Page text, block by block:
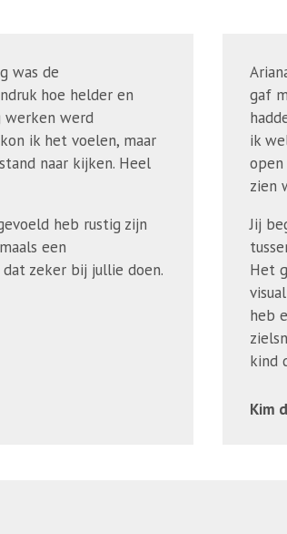
was de
hoe helder en
werken werd
ik het voelen, maar
naar kijken. Heel
heb rustig zijn
een
zeker bij jullie doen.
gaf
ik
zien
Jij
Het
heb
kind
Kim